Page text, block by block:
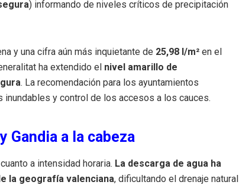
) informando de niveles críticos de precipitación
y una cifra aún más inquietante de 25,98 l/m² en el
ha extendido el nivel amarillo de
. La recomendación para los ayuntamientos
y control de los accesos a los cauces.
Gandia a la cabeza
a intensidad horaria. La descarga de agua ha
la geografía valenciana, dificultando el drenaje natural